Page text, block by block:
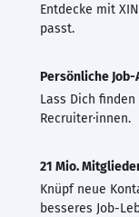
Entdecke mit
passt.
Persönliche
Lass Dich
Recruiter·innen.
21 Mio.
Knüpf neue
besseres Job-